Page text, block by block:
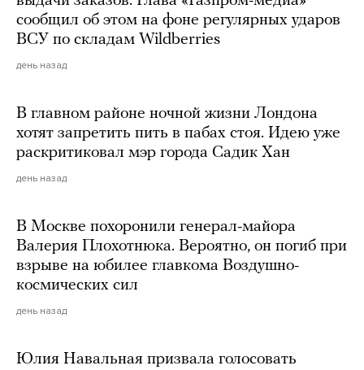
сообщил об этом на фоне регулярных ударов
ВСУ по складам Wildberries
день назад
В главном районе ночной жизни Лондона
хотят запретить пить в пабах стоя. Идею уже
раскритиковал мэр города Садик Хан
день назад
В Москве похоронили генерал-майора
Валерия Плохотнюка. Вероятно, он погиб при
взрыве на юбилее главкома Воздушно-
космических сил
день назад
Юлия Навальная призвала голосовать